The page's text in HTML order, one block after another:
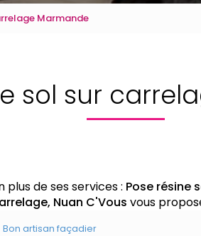
Marmande
sol sur
plus de ses services : Pose résine
Nuan C'Vous vous
Bon artisan façadier